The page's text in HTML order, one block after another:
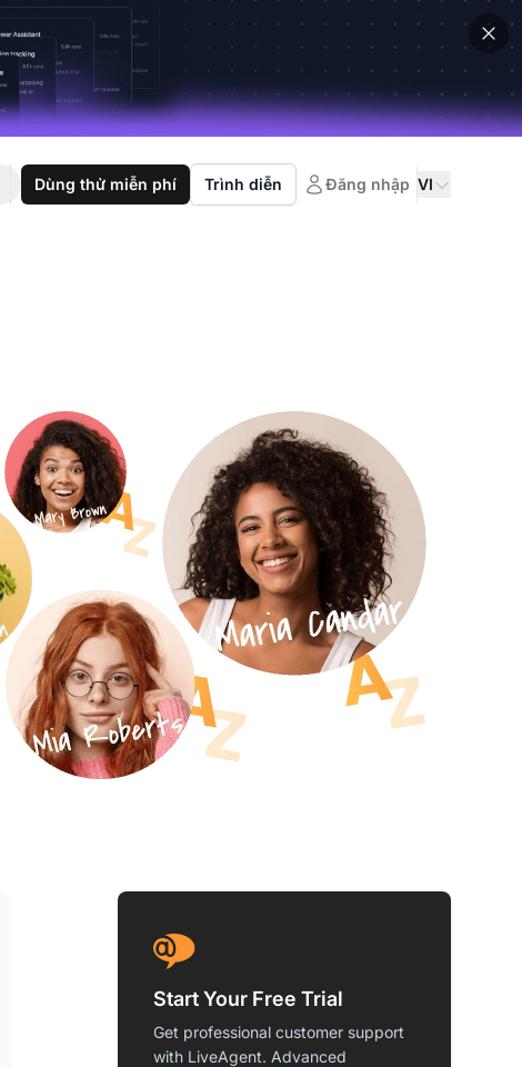
Dùng thử miễn phí Trình diễn Đăng nhập VI
Start Your Free Trial
Get professional customer support
with LiveAgent. Advanced